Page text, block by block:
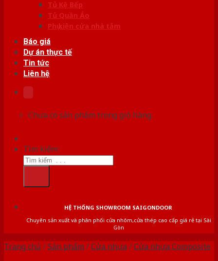
Tủ Kệ Bếp
Tủ Quần Áo
Phụ kiện cửa nhà tắm
Báo giá
Dự án thực tế
Tin tức
Liên hệ
Chưa có sản phẩm trong giỏ hàng.
Tìm kiếm:
HỆ THỐNG SHOWROOM SAIGONDOOR
Chuyên sản xuất và phân phối cửa nhôm,cửa thép cao cấp giá rẻ tại Sài
Gòn
Trang chủ /Sản phẩm /Cửa nhựa /Cửa nhựa Composite